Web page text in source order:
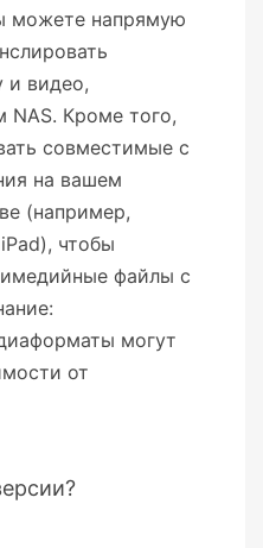
можете напрямую
и видео,
NAS. Кроме того,
совместимые с
на вашем
(например,
чтобы
файлы с
могут
от